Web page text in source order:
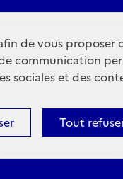
de vous proposer
communication
sociales et des
Tout